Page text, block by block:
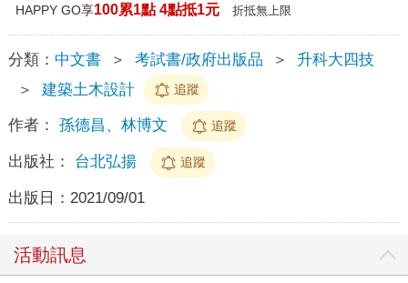
HAPPY GO享100累1點 4點抵1元 折抵無上限
分類： 中文書 ＞ 考試書/政府出版品 ＞
升科大四技
＞
建築土木設計 追蹤
作者： 孫德昌、林博文 追蹤
出版社： 台北弘揚 追蹤
出版日： 2021/09/01
活動訊息